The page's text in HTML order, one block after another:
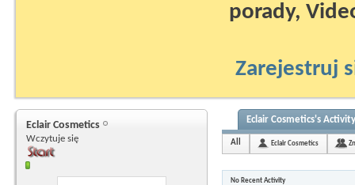
porady,
Zarejestruj
Eclair Cosmetics
Wczytuje się
Eclair Cosmetics's Activity
All Eclair Cosmetics
No Recent Activity